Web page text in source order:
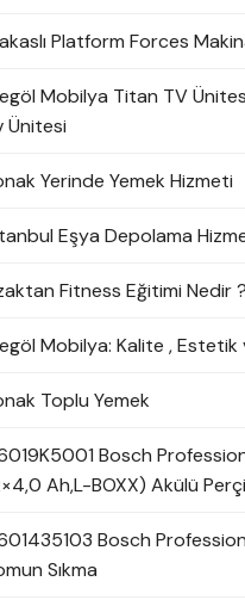
Platform Forces
Mobilya Titan TV
Ünitesi
Yerinde Yemek Hizmeti
Eşya Depolama
Fitness Eğitimi Nedir ?
Mobilya: Kalite , Estetik
Toplu Yemek
Bosch
Ah,L-BOXX) Akülü
Bosch
Sıkma